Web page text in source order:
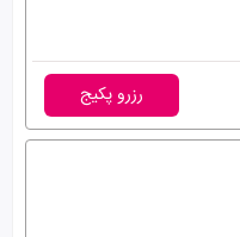
رزرو پکیج